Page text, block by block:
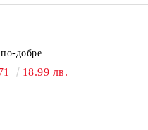
добре
18.99 лв.